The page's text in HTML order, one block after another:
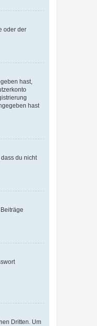
oder der
hast,
hast
du nicht
Dritten. Um